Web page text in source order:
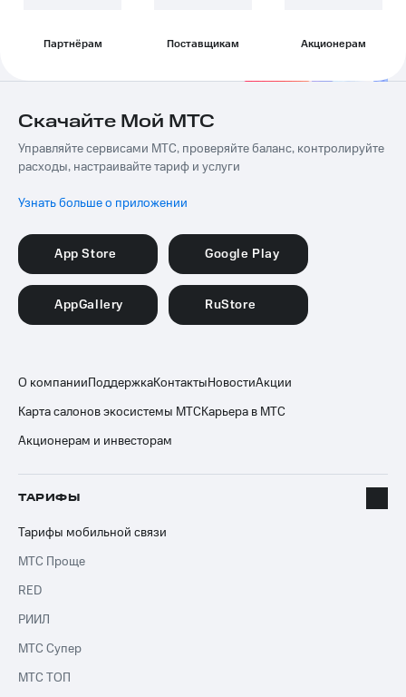
Партнёрам Поставщикам Акционерам
Скачайте Мой МТС
Управляйте сервисами МТС, проверяйте баланс, контролируйте
расходы, настраивайте тариф и услуги
Узнать больше о приложении
App Store Google Play
AppGallery RuStore
О компанииПоддержкаКонтактыНовостиАкции
Карта салонов экосистемы МТСКарьера в МТС
Акционерам и инвесторам
ТАРИФЫ
Тарифы мобильной связи
МТС Проще
RED
РИИЛ
МТС Супер
МТС ТОП